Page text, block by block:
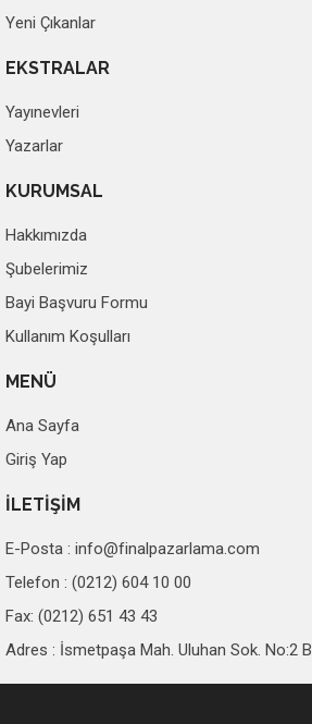
Yeni Çıkanlar
EKSTRALAR
Yayınevleri
Yazarlar
KURUMSAL
Hakkımızda
Şubelerimiz
Bayi Başvuru Formu
Kullanım Koşulları
MENÜ
Ana Sayfa
Giriş Yap
İLETİŞİM
E-Posta : info@finalpazarlama.com
Telefon : (0212) 604 10 00
Fax: (0212) 651 43 43
Adres : İsmetpaşa Mah. Uluhan Sok. No:2